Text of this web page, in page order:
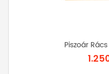
Piszoár